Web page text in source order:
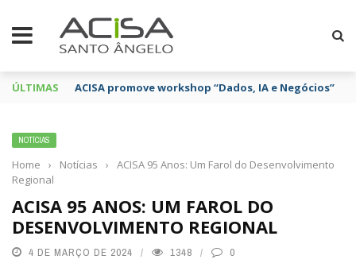
ÚLTIMAS ACISA promove workshop “Dados, IA e Negócios”
NOTÍCIAS
Home › Notícias ›
ACISA 95 Anos: Um Farol do Desenvolvimento
Regional
ACISA 95 ANOS: UM FAROL DO
DESENVOLVIMENTO REGIONAL
4 DE MARÇO DE 2024 1348 0